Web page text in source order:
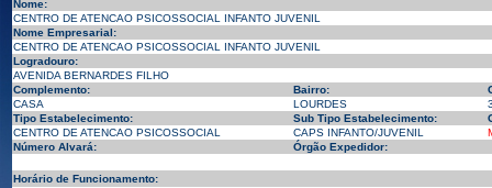
Nome:
CENTRO DE ATENCAO PSICOSSOCIAL INFANTO JUVENIL
Nome Empresarial:
CENTRO DE ATENCAO PSICOSSOCIAL INFANTO JUVENIL
Logradouro:
AVENIDA BERNARDES FILHO
Complemento:
Bairro:
CASA
LOURDES
Tipo Estabelecimento:
Sub Tipo Estabelecimento:
CENTRO DE ATENCAO PSICOSSOCIAL
CAPS INFANTO/JUVENIL
Número Alvará:
Órgão Expedidor:
Horário de Funcionamento: